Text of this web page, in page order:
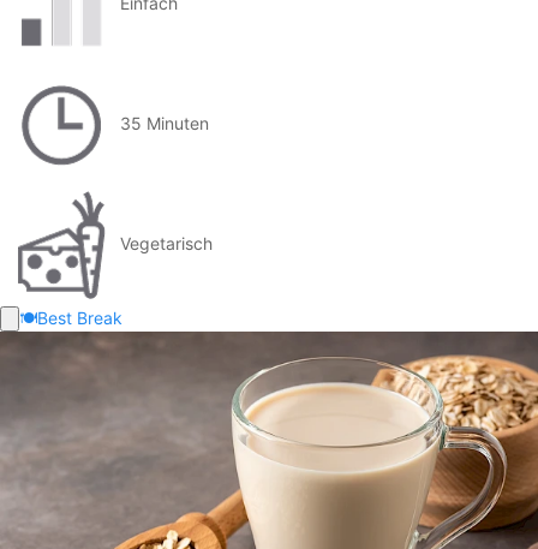
35 Minuten
Vegetarisch
🍽️Best Break